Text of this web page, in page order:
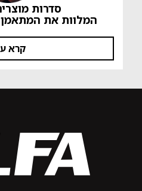
סדרות
המלוות את
קרא